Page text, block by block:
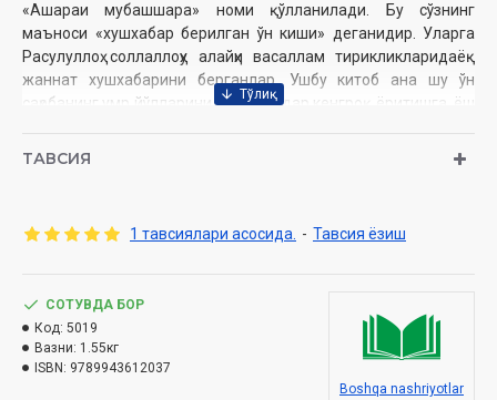
«Ашараи мубашшара» номи қўлланилади. Бу сўзнинг
маъноси «хушхабар берилган ўн киши» деганидир. Уларга
Расулуллоҳ соллаллоҳу алайҳи васаллам тирикликларидаёқ
жаннат хушхабарини берганлар. Ушбу китоб ана шу ўн
саҳобанинг умр йўлларини имкон қадар кенгроқ ёритишга, ёш
бағишланган.
Нашриёт:«Credo Print Group»
Ўлчами:70x100 1/16
ISBN: 978-9943-6120-3-7
Муқоваси:қаттиқ
ТАВСИЯ
1 тавсиялари асосида. - Тавсия ёзиш
СОТУВДА БОР
Код: 5019
Вазни: 1.55кг
ISBN: 9789943612037
Boshqa nashriyotlar